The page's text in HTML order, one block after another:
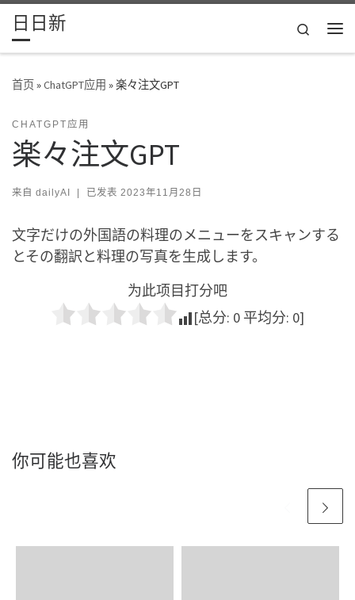
Skip to content
日日新
Search
首页»ChatGPT应用 »楽々注文GPT
CHATGPT应用
楽々注文GPT
来自 dailyAI | 已发表 2023年11月28日
文字だけの外国語の料理のメニューをスキャンする
とその翻訳と料理の写真を生成します。
为此项目打分吧
[总分: 0 平均分: 0]
你可能也喜欢